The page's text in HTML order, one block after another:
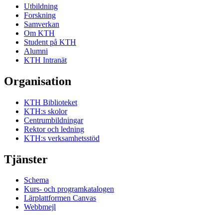
Utbildning
Forskning
Samverkan
Om KTH
Student på KTH
Alumni
KTH Intranät
Organisation
KTH Biblioteket
KTH:s skolor
Centrumbildningar
Rektor och ledning
KTH:s verksamhetsstöd
Tjänster
Schema
Kurs- och programkatalogen
Lärplattformen Canvas
Webbmejl